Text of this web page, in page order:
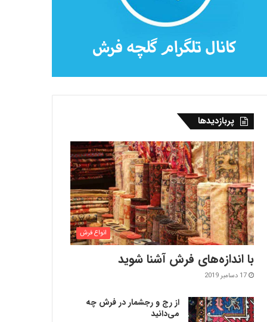
پربازدیدها
انواع فرش
با اندازه‌‌های فرش آشنا شوید
17 دسامبر 2019
از رج و رجشمار در فرش چه
می‌دانید